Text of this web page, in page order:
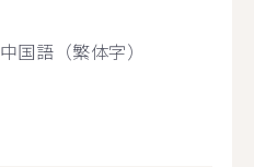
中国語（繁体字）